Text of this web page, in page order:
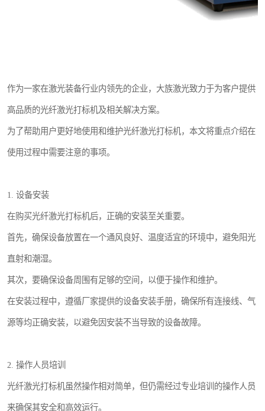
作为一家在激光装备行业内领先的企业，大族激光致力于为客户提供
高品质的光纤激光打标机及相关解决方案。
为了帮助用户更好地使用和维护光纤激光打标机，本文将重点介绍在
使用过程中需要注意的事项。
1. 设备安装
在购买光纤激光打标机后，正确的安装至关重要。
首先，确保设备放置在一个通风良好、温度适宜的环境中，避免阳光
直射和潮湿。
其次，要确保设备周围有足够的空间，以便于操作和维护。
在安装过程中，遵循厂家提供的设备安装手册，确保所有连接线、气
源等均正确安装，以避免因安装不当导致的设备故障。
2. 操作人员培训
光纤激光打标机虽然操作相对简单，但仍需经过专业培训的操作人员
来确保其安全和高效运行。